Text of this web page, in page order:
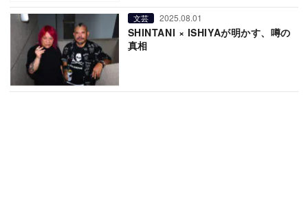
文芸 2025.08.01
SHINTANI × ISHIYAが明かす、噂の
真相